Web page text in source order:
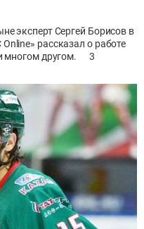
эксперт Сергей Борисов в
рассказал о работе
многом другом.
3